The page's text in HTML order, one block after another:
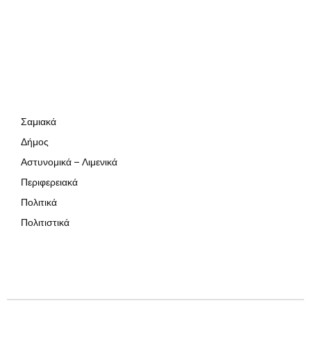
Σαμιακά
Δήμος
Αστυνομικά – Λιμενικά
Περιφερειακά
Πολιτικά
Πολιτιστικά